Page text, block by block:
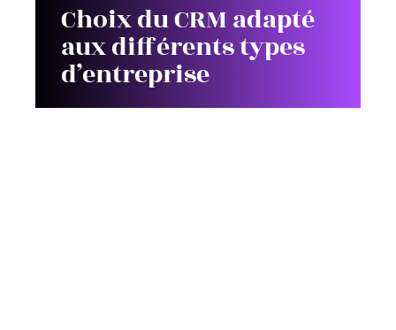
Choix du CRM adapté
aux différents types
d’entreprise